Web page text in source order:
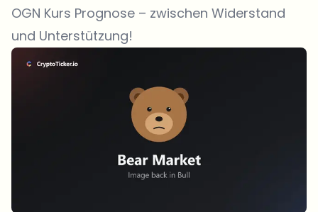
OGN Kurs Prognose – zwischen Widerstand
und Unterstützung!